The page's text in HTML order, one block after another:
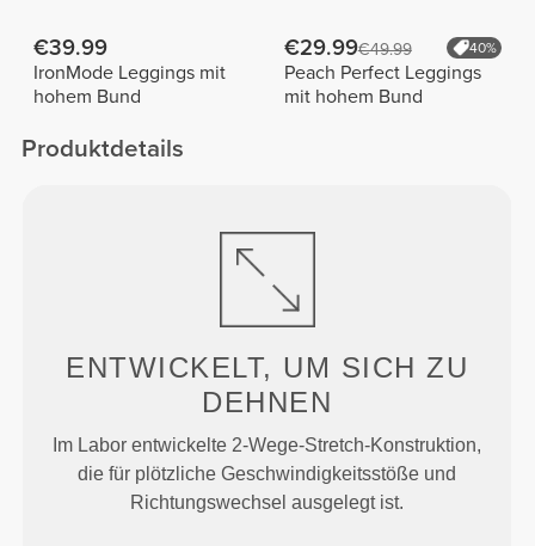
€39.99
IronMode Leggings mit
hohem Bund
€29.99€49.99 40%
Peach Perfect Leggings
mit hohem Bund
Produktdetails
ENTWICKELT, UM SICH ZU
DEHNEN
Im Labor entwickelte 2-Wege-Stretch-Konstruktion,
die für plötzliche Geschwindigkeitsstöße und
Richtungswechsel ausgelegt ist.